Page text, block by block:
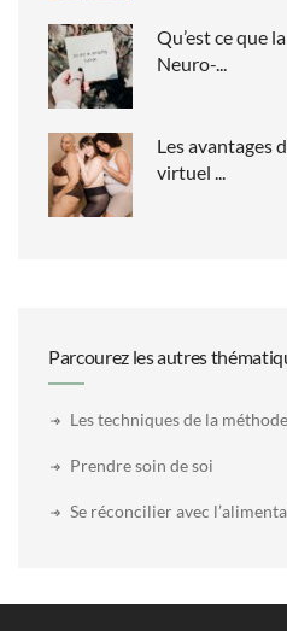
Qu’est ce que
Neuro-...
Les avantages
virtuel ...
Parcourez les autres
Les techniques de la
Prendre soin de soi
Se réconcilier avec